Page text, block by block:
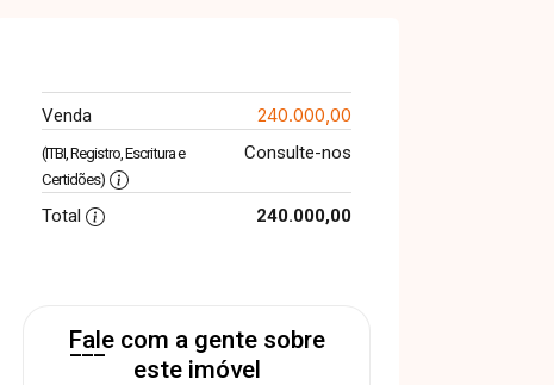
Venda 240.000,00
(ITBI, Registro, Escritura e
Certidões)
Consulte-nos
Total 240.000,00
Fale com a gente sobre
este imóvel